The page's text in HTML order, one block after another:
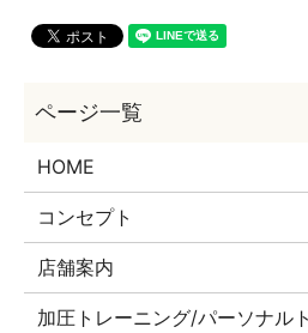
HOME
コンセプト
店舗案内
加圧トレーニング/パーソナル